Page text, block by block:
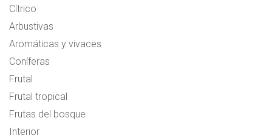
Cítrico
Arbustivas
Aromáticas y vivaces
Coníferas
Frutal
Frutal tropical
Frutas del bosque
Interior